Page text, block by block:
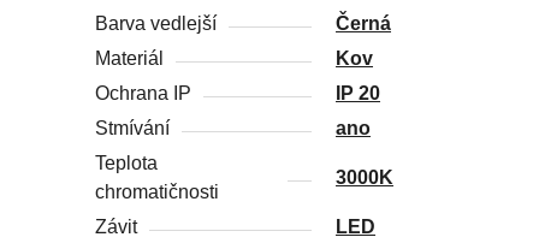
Barva vedlejší
Černá
Materiál
Kov
Ochrana IP
IP 20
Stmívání
ano
Teplota
chromatičnosti
3000K
Závit
LED